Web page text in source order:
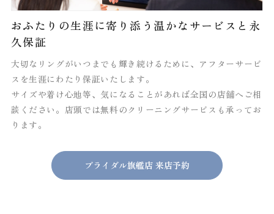
おふたりの生涯に寄り添う温かなサービスと永
久保証
大切なリングがいつまでも輝き続けるために、アフターサービ
スを生涯にわたり保証いたします。
サイズや着け心地等、気になることがあれば全国の店舗へご相
談ください。店頭では無料のクリーニングサービスも承ってお
ります。
ブライダル旗艦店 来店予約